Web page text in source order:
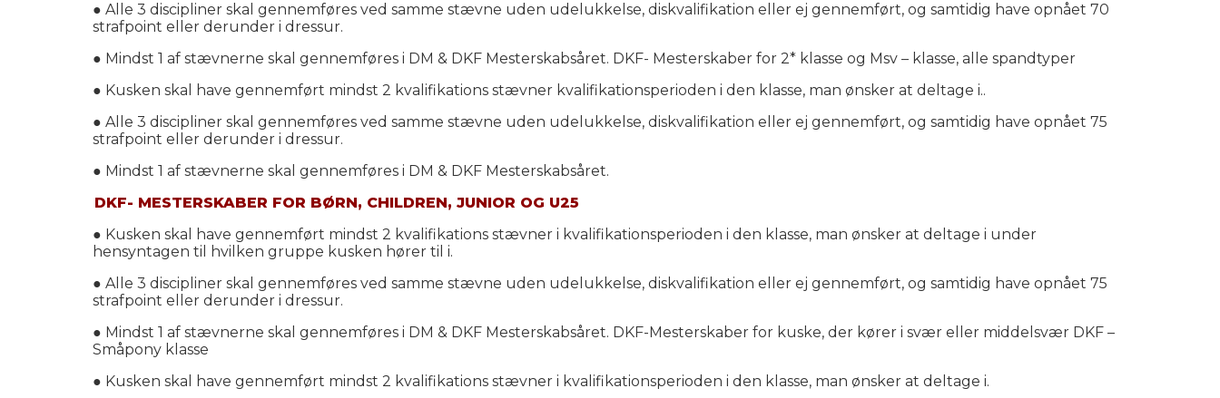
● Alle 3 discipliner skal gennemføres ved samme stævne uden udelukkelse, diskvalifikation eller ej gennemført, og samtidig have opnået 70
strafpoint eller derunder i dressur.
● Mindst 1 af stævnerne skal gennemføres i DM & DKF Mesterskabsåret. DKF- Mesterskaber for 2* klasse og Msv – klasse, alle spandtyper
● Kusken skal have gennemført mindst 2 kvalifikations stævner kvalifikationsperioden i den klasse, man ønsker at deltage i..
● Alle 3 discipliner skal gennemføres ved samme stævne uden udelukkelse, diskvalifikation eller ej gennemført, og samtidig have opnået 75
strafpoint eller derunder i dressur.
● Mindst 1 af stævnerne skal gennemføres i DM & DKF Mesterskabsåret.
DKF- MESTERSKABER FOR BØRN, CHILDREN, JUNIOR OG U25
● Kusken skal have gennemført mindst 2 kvalifikations stævner i kvalifikationsperioden i den klasse, man ønsker at deltage i under
hensyntagen til hvilken gruppe kusken hører til i.
● Alle 3 discipliner skal gennemføres ved samme stævne uden udelukkelse, diskvalifikation eller ej gennemført, og samtidig have opnået 75
strafpoint eller derunder i dressur.
● Mindst 1 af stævnerne skal gennemføres i DM & DKF Mesterskabsåret. DKF-Mesterskaber for kuske, der kører i svær eller middelsvær DKF –
Småpony klasse
● Kusken skal have gennemført mindst 2 kvalifikations stævner i kvalifikationsperioden i den klasse, man ønsker at deltage i.